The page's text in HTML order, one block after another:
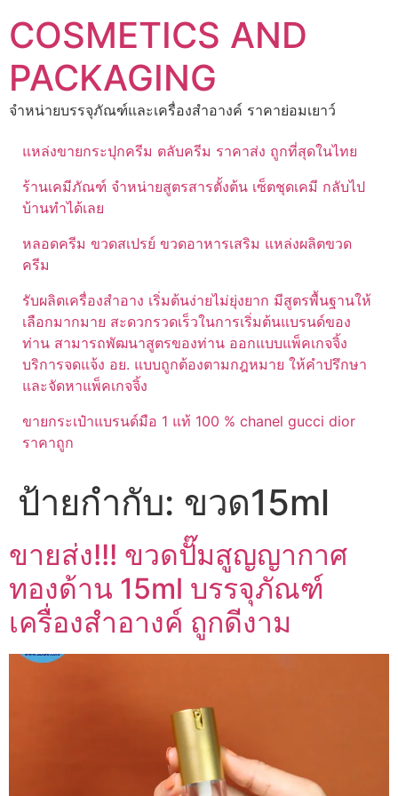
to
content
COSMETICS AND
PACKAGING
จำหน่ายบรรจุภัณฑ์และเครื่องสำอางค์ ราคาย่อมเยาว์
แหล่งขายกระปุกครีม ตลับครีม ราคาส่ง ถูกที่สุดในไทย
ร้านเคมีภัณฑ์ จำหน่ายสูตรสารตั้งต้น เซ็ตชุดเคมี กลับไป
บ้านทำได้เลย
หลอดครีม ขวดสเปรย์ ขวดอาหารเสริม แหล่งผลิตขวด
ครีม
รับผลิตเครื่องสำอาง เริ่มต้นง่ายไม่ยุ่งยาก มีสูตรพื้นฐานให้
เลือกมากมาย สะดวกรวดเร็วในการเริ่มต้นแบรนด์ของ
ท่าน สามารถพัฒนาสูตรของท่าน ออกแบบแพ็คเกจจิ้ง
บริการจดแจ้ง อย. แบบถูกต้องตามกฎหมาย ให้คำปรึกษา
และจัดหาแพ็คเกจจิ้ง
ขายกระเป๋าแบรนด์มือ 1 แท้ 100 % chanel gucci dior
ราคาถูก
ป้ายกำกับ: ขวด15ml
ขายส่ง!!! ขวดปั๊มสูญญากาศ
ทองด้าน 15ml บรรจุภัณฑ์
เครื่องสำอางค์ ถูกดีงาม